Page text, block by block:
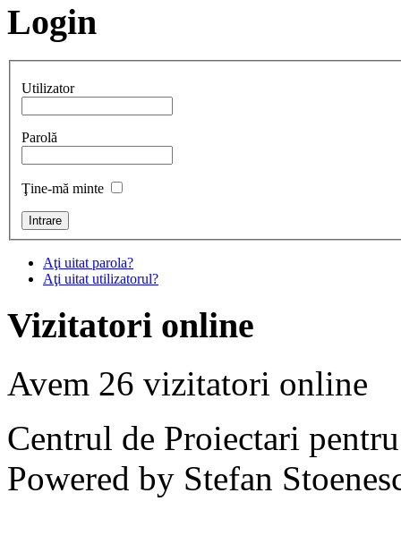
Login
Utilizator
Parolă
Ţine-mă minte
Aţi uitat parola?
Aţi uitat utilizatorul?
Vizitatori online
Avem 26 vizitatori online
Centrul de Proiectari
Powered by Stefan